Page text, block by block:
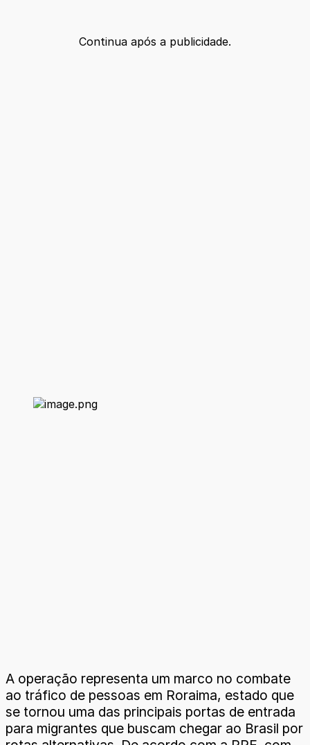
Continua após a publicidade.
A operação representa um marco no combate
ao tráfico de pessoas em Roraima, estado que
se tornou uma das principais portas de entrada
para migrantes que buscam chegar ao Brasil por